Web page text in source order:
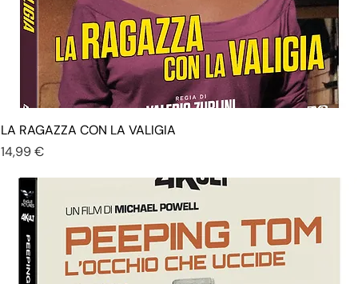
LA RAGAZZA CON LA VALIGIA
Prezzo
14,99 €